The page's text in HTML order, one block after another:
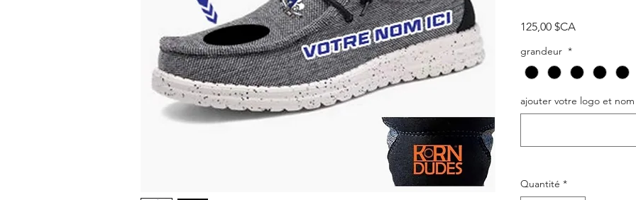
125,00 $CAPrix
grandeur *
ajouter votre logo et
Quantité *